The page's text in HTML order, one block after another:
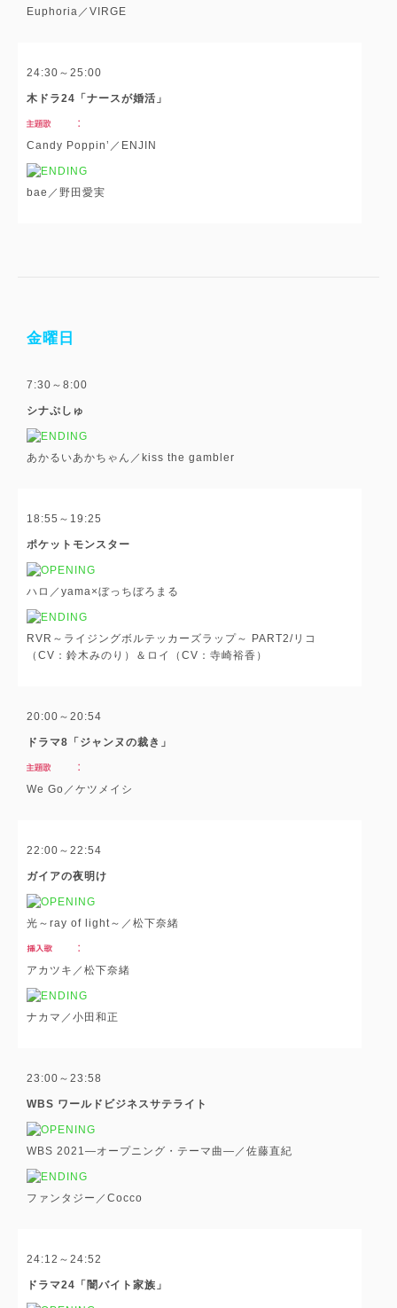
Euphoria／VIRGE
24:30～25:00
木ドラ24「ナースが婚活」
Candy Poppin’／ENJIN
bae／野田愛実
金曜日
7:30～8:00
シナぷしゅ
あかるいあかちゃん／kiss the gambler
18:55～19:25
ポケットモンスター
ハロ／yama×ぼっちぼろまる
RVR～ライジングボルテッカーズラップ～ PART2/リコ
（CV：鈴木みのり）＆ロイ（CV：寺崎裕香）
20:00～20:54
ドラマ8「ジャンヌの裁き」
We Go／ケツメイシ
22:00～22:54
ガイアの夜明け
光～ray of light～／松下奈緒
アカツキ／松下奈緒
ナカマ／小田和正
23:00～23:58
WBS ワールドビジネスサテライト
WBS 2021―オープニング・テーマ曲―／佐藤直紀
ファンタジー／Cocco
24:12～24:52
ドラマ24「闇バイト家族」